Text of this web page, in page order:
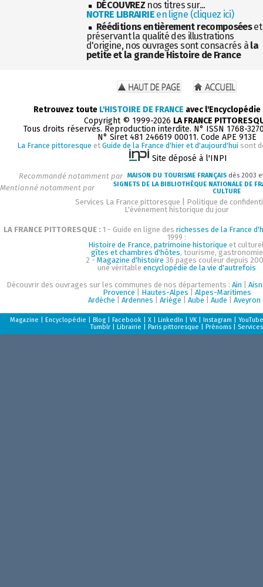
DÉCOUVREZ nos titres sur...
NOTRE LIBRAIRIEen ligne (cliquez ici)
Rééditions entièrement recomposéeset
préservant la qualité des illustrations
d'origine, nos ouvrages sont consacrés à la
petite et la grande Histoire de France
Retrouvez toute L'HISTOIRE DE FRANCE avec
Copyright © 1999-2026 LA FRANCE
Tous droits réservés. Reproduction interdite. N° ISSN 1768-
N° Siret 481 246619 00011. Code APE 913E
La France pittoresque et Guide de la France d'hier et d'aujourd'hui sont
Site déposé à l'INPI
Recommandé notamment par MAISON DU TOURISME FRANÇAIS dès 2003
Mentionné notamment par
SIGNETS DE LA BIBLIOTHÈQUE NATIONALE DE
CULTURE
Services La France pittoresque
Politique de
L'événement historique du jour
LA FRANCE PITTORESQUE : 1 - Guide en ligne des richesses de la France
1999 :
Histoire de France, patrimoine historique et
gîtes et chambres d'hôtes, tourisme, gastronomie
2 - Magazine d'histoire 36 pages couleur depuis
une véritable encyclopédie de la vie d'autrefois
Découvrir des ouvrages sur les communes de nos départements : Ain
Provence
Hautes-Alpes
Alpes-Maritimes
Ardèche
Ardennes Ariège Aube Aude Aveyron
Magazine Encyclopédie Blog Facebook X LinkedIn VK Instagram
YouTube
Tumblr
Librairie Paris pittoresque Prénoms Services